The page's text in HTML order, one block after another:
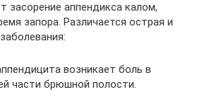
засорение аппендикса калом,
запора. Различается острая и
возникает боль в
части брюшной полости.